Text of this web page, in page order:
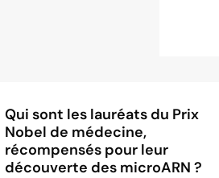
Qui sont les lauréats du Prix
Nobel de médecine,
récompensés pour leur
découverte des microARN ?